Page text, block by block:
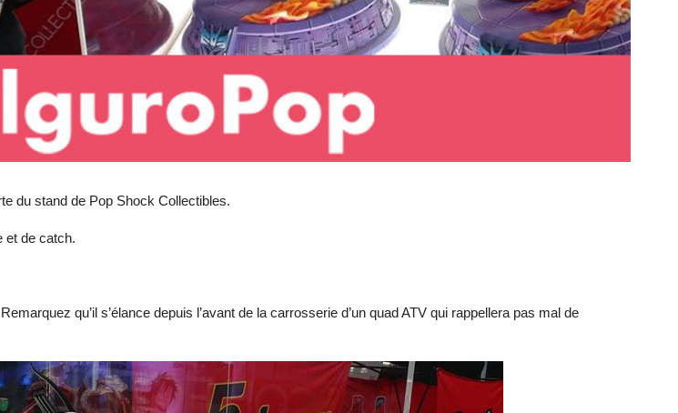
du stand de Pop Shock Collectibles.
et de catch.
qu’il s’élance depuis l’avant de la carrosserie d’un quad ATV qui rappellera pas mal de